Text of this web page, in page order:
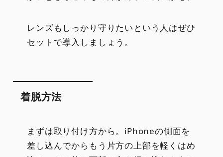
レンズもしっかり守りたいという人はぜひ
セットで導入しましょう。
着脱方法
まずは取り付け方から。iPhoneの側面を
差し込んでからもう片方の上部を軽くはめ